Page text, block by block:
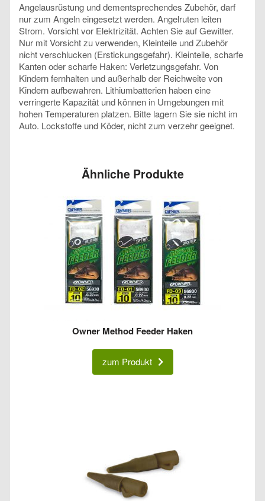
Angelausrüstung und dementsprechendes Zubehör, darf
nur zum Angeln eingesetzt werden. Angelruten leiten
Strom. Vorsicht vor Elektrizität. Achten Sie auf Gewitter.
Nur mit Vorsicht zu verwenden, Kleinteile und Zubehör
nicht verschlucken (Erstickungsgefahr). Kleinteile, scharfe
Kanten oder scharfe Haken: Verletzungsgefahr. Von
Kindern fernhalten und außerhalb der Reichweite von
Kindern aufbewahren. Lithiumbatterien haben eine
verringerte Kapazität und können in Umgebungen mit
hohen Temperaturen platzen. Bitte lagern Sie sie nicht im
Auto. Lockstoffe und Köder, nicht zum verzehr geeignet.
Ähnliche Produkte
Owner Method Feeder Haken
zum Produkt